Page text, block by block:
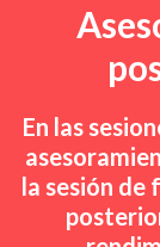
En las
la sesión de